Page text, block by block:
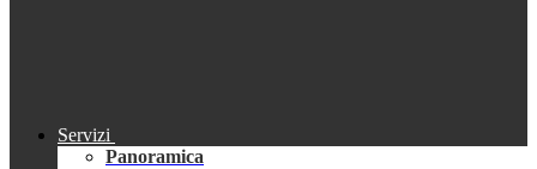
Servizi
Panoramica